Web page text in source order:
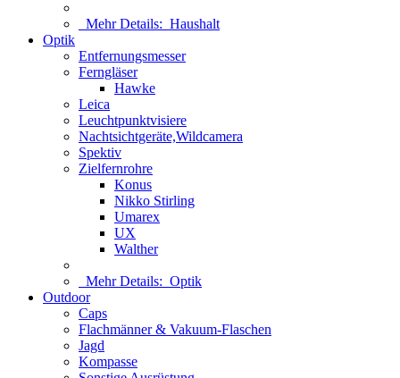
Mehr Details: Haushalt
Optik
Entfernungsmesser
Ferngläser
Hawke
Leica
Leuchtpunktvisiere
Nachtsichtgeräte,Wildcamera
Spektiv
Zielfernrohre
Konus
Nikko Stirling
Umarex
UX
Walther
Mehr Details: Optik
Outdoor
Caps
Flachmänner & Vakuum-Flaschen
Jagd
Kompasse